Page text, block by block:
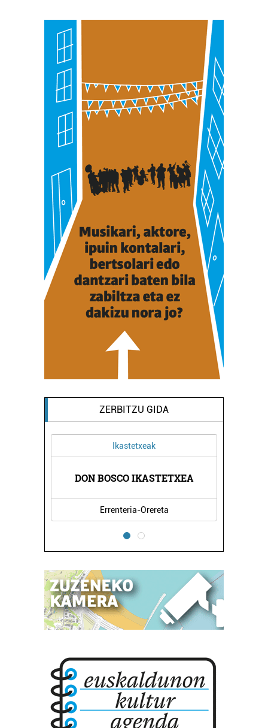
ZERBITZU GIDA
Ikastetxeak
DON BOSCO IKASTETXEA
Errenteria-Orereta